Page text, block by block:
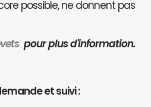
possible, ne donnent pas
pour plus d'information.
et suivi :